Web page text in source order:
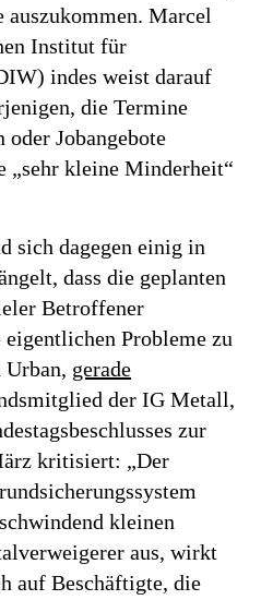
Marcel
Institut für
indes weist darauf
die Termine
oder Jobangebote
„sehr kleine Minderheit“
sich dagegen einig in
dass die geplanten
Betroffener
Probleme zu
Urban, gerade
der IG Metall,
zur
kritisiert: „Der
kleinen
aus, wirkt
auf Beschäftigte, die